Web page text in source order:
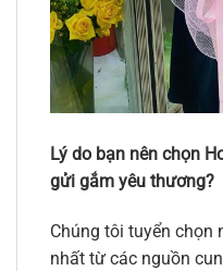
Lý do bạn nên chọn
gửi gắm yêu thương?
Chúng tôi tuyển chọn
nhất từ các nguồn